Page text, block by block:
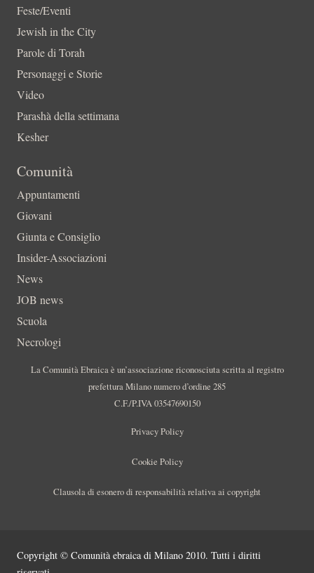
Feste/Eventi
Jewish in the City
Parole di Torah
Personaggi e Storie
Video
Parashà della settimana
Kesher
Comunità
Appuntamenti
Giovani
Giunta e Consiglio
Insider-Associazioni
News
JOB news
Scuola
Necrologi
La Comunità Ebraica è un’associazione riconosciuta scritta al registro
prefettura Milano numero d’ordine 285
C.F./P.IVA 03547690150
Privacy Policy
Cookie Policy
Clausola di esonero di responsabilità relativa ai copyright
Copyright © Comunità ebraica di Milano 2010. Tutti i diritti